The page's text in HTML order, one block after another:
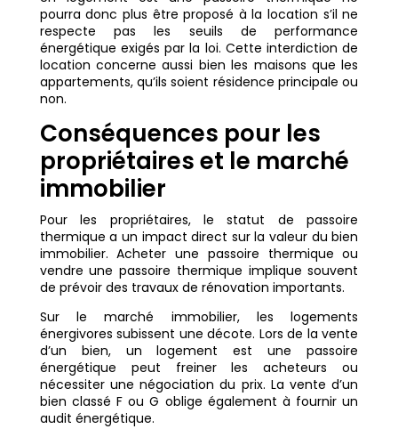
pourra donc plus être proposé à la location s’il ne
respecte pas les seuils de performance
énergétique exigés par la loi. Cette interdiction de
location concerne aussi bien les maisons que les
appartements, qu’ils soient résidence principale ou
non.
Conséquences pour les
propriétaires et le marché
immobilier
Pour les propriétaires, le statut de passoire
thermique a un impact direct sur la valeur du bien
immobilier. Acheter une passoire thermique ou
vendre une passoire thermique implique souvent
de prévoir des travaux de rénovation importants.
Sur le marché immobilier, les logements
énergivores subissent une décote. Lors de la vente
d’un bien, un logement est une passoire
énergétique peut freiner les acheteurs ou
nécessiter une négociation du prix. La vente d’un
bien classé F ou G oblige également à fournir un
audit énergétique.